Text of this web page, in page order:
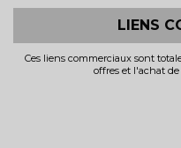
LIENS
Ces liens commerciaux sont
offres et l'achat